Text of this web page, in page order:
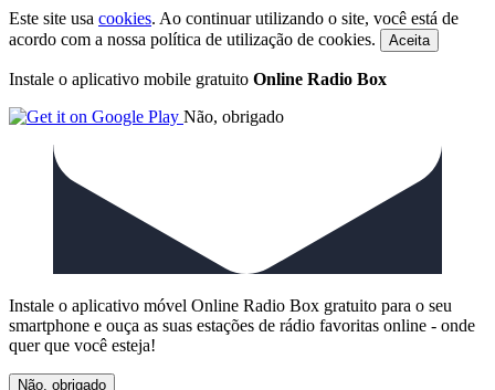
Este site usa cookies. Ao continuar utilizando o site, você está de
acordo com a nossa política de utilização de cookies.
Instale o aplicativo mobile gratuito Online Radio Box
Não, obrigado
Instale o aplicativo móvel Online Radio Box gratuito para o seu
smartphone e ouça as suas estações de rádio favoritas online - onde
quer que você esteja!
Não, obrigado